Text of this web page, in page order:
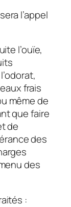
l’appel
l’ouïe,
frais
même de
que faire
de
des
des
: